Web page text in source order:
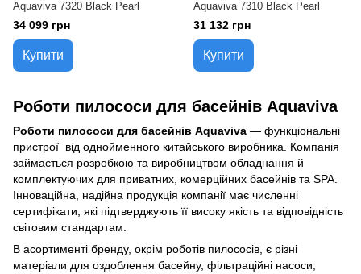
Aquaviva 7320 Black Pearl
34 099 грн
Купити
Aquaviva 7310 Black Pearl
31 132 грн
Купити
Роботи пилососи для басейнів Aquaviva
Роботи пилососи для басейнів Aquaviva — функціональні
пристрої від однойменного китайського виробника. Компанія
займається розробкою та виробництвом обладнання й
комплектуючих для приватних, комерційних басейнів та SPA.
Інноваційна, надійна продукція компанії має численні
сертифікати, які підтверджують її високу якість та відповідність
світовим стандартам.
В асортименті бренду, окрім роботів пилососів, є різні
матеріали для оздоблення басейну, фільтраційні насоси,